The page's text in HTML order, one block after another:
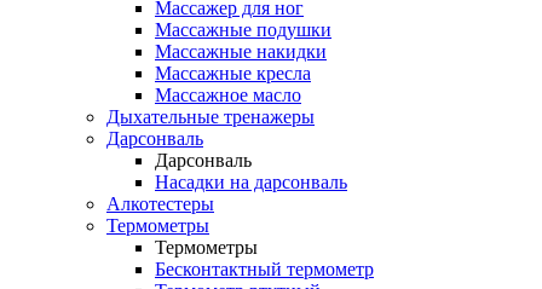
Массажер для ног
Массажные подушки
Массажные накидки
Массажные кресла
Массажное масло
Дыхательные тренажеры
Дарсонваль
Дарсонваль
Насадки на дарсонваль
Алкотестеры
Термометры
Термометры
Бесконтактный термометр